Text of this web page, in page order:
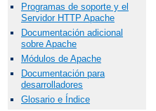
Programas de soporte y el
Servidor HTTP Apache
Documentación adicional
sobre Apache
Módulos de Apache
Documentación para
desarrolladores
Glosario e Índice